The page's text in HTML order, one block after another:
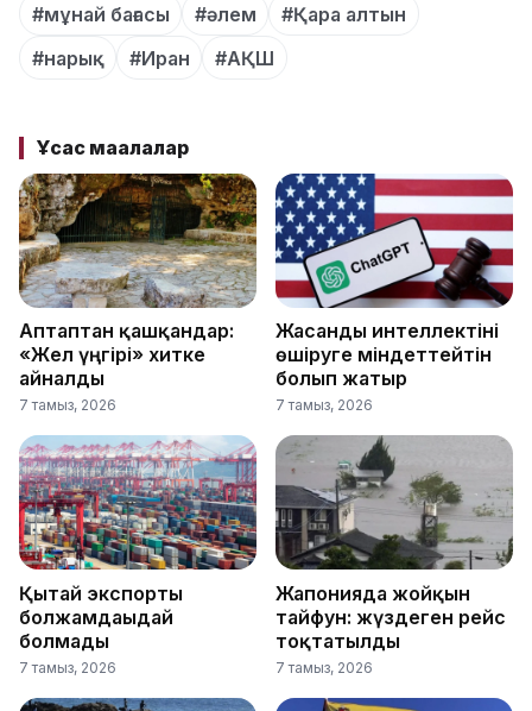
#мұнай бағасы #әлем
#Қара алтын
#нарық
#Иран #АҚШ
Ұқсас мақалалар
Аптаптан қашқандар:
«Жел үңгірі» хитке
айналды
7 тамыз, 2026
Жасанды интеллектіні
өшіруге міндеттейтін
болып жатыр
7 тамыз, 2026
Қытай экспорты
болжамдағыдай
болмады
7 тамыз, 2026
Жапонияда жойқын
тайфун: жүздеген рейс
тоқтатылды
7 тамыз, 2026